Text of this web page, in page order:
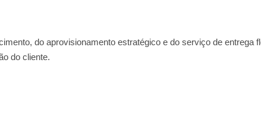
do aprovisionamento estratégico e do serviço de
do cliente.